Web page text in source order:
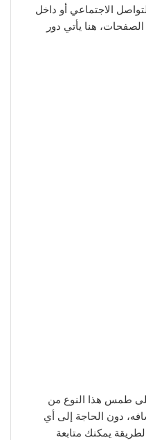
الاجتماعي أو داخل
الصفحات، هنا يأتي دور
طمس هذا النوع من
دون الحاجة إلى أي
يمكنك متابعة